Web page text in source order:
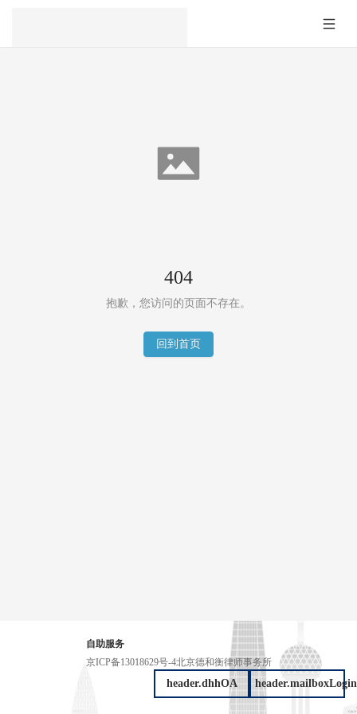
404
抱歉，您访问的页面不存在。
回到首页
自助服务
京ICP备13018629号-4北京德和衡律师事务所
header.dhhOA header.mailboxLogin